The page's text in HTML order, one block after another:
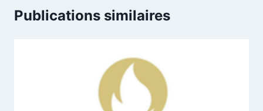
Publications similaires